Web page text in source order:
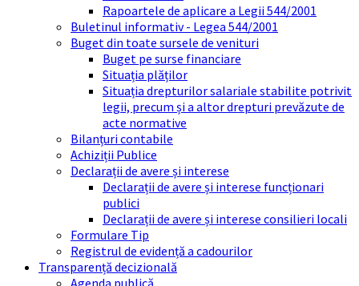
Rapoartele de aplicare a Legii 544/2001
Buletinul informativ - Legea 544/2001
Buget din toate sursele de venituri
Buget pe surse financiare
Situația plăților
Situația drepturilor salariale stabilite potrivit
legii, precum și a altor drepturi prevăzute de
acte normative
Bilanțuri contabile
Achiziții Publice
Declarații de avere și interese
Declarații de avere și interese funcționari
publici
Declarații de avere și interese consilieri locali
Formulare Tip
Registrul de evidență a cadourilor
Transparență decizională
Agenda publică